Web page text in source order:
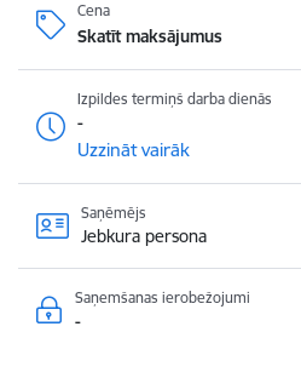
Cena
Skatīt maksājumus
Izpildes termiņš darba dienās
-
Uzzināt vairāk
Saņēmējs
Jebkura persona
Saņemšanas ierobežojumi
-